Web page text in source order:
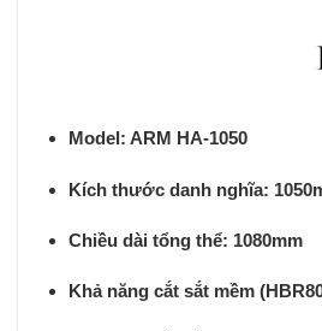
Model: ARM HA-1050
Kích thước danh nghĩa:
Chiều dài tổng thể: 1080mm
Khả năng cắt sắt mềm